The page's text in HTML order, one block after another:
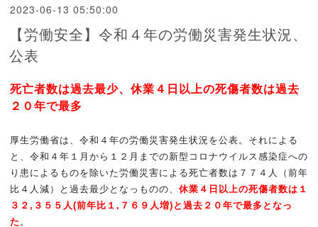
2023-06-13 05:50:00
【労働安全】令和４年の労働災害発生状況、
公表
死亡者数は過去最少、休業４日以上の死傷者数は過去
２０年で最多
厚生労働省は、令和４年の労働災害発生状況を公表。それによる
と、令和４年１月から１２月までの新型コロナウイルス感染症への
り患 によるものを除いた労働災害による死亡者数は７７４人（前年
比４人減）と過去最少 となっものの、休業４日以上の死傷者数は１
３２,３５５人(前年 比１,７ ６９人増)と過去２０年で最多となっ
た 。